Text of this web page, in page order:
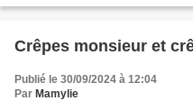
Crêpes monsieur et
Publié le 30/09/2024 à 12:04
Par Mamylie